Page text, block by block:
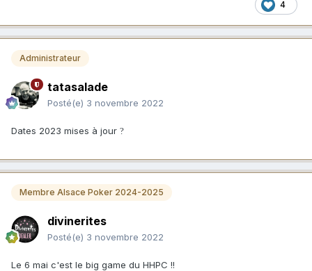
4
Administrateur
tatasalade
Posté(e) 3 novembre 2022
Dates 2023 mises à jour ?
Membre Alsace Poker 2024-2025
divinerites
Posté(e) 3 novembre 2022
Le 6 mai c'est le big game du HHPC !!